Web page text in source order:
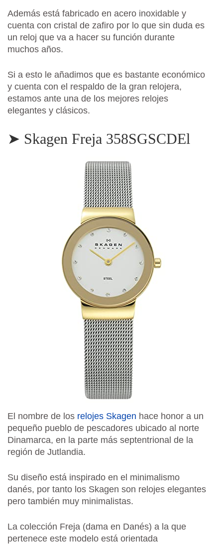
Además está fabricado en acero inoxidable y
cuenta con cristal de zafiro por lo que sin duda es
un reloj que va a hacer su función durante
muchos años.
Si a esto le añadimos que es bastante económico
y cuenta con el respaldo de la gran relojera,
estamos ante una de los mejores relojes
elegantes y clásicos.
➤ Skagen Freja 358SGSCDEl
El nombre de los relojes Skagen hace honor a un
pequeño pueblo de pescadores ubicado al norte
Dinamarca, en la parte más septentrional de la
región de Jutlandia.
Su diseño está inspirado en el minimalismo
danés, por tanto los Skagen son relojes elegantes
pero también muy minimalistas.
La colección Freja (dama en Danés) a la que
pertenece este modelo está orientada